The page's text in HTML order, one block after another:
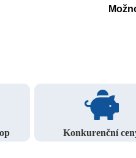
Konkurenční